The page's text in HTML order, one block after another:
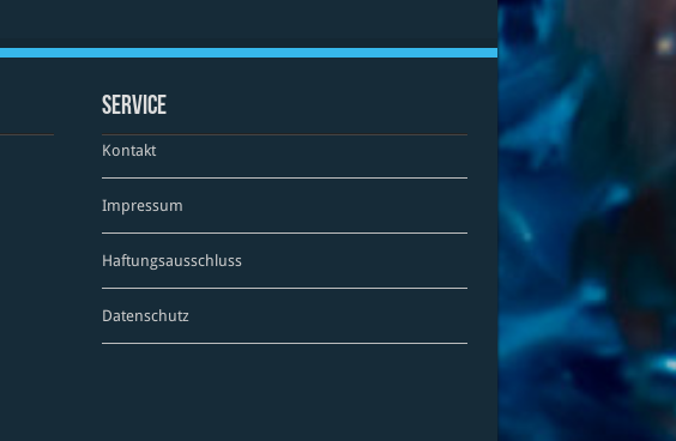
Service
Kontakt
Impressum
Haftungsausschluss
Datenschutz